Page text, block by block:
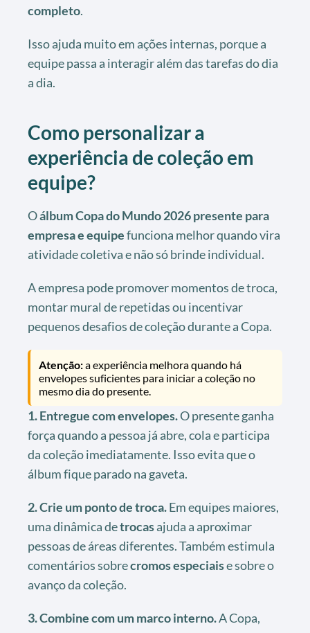
completo.
Isso ajuda muito em ações internas, porque a
equipe passa a interagir além das tarefas do dia
a dia.
Como personalizar a
experiência de coleção em
equipe?
Oálbum Copa do Mundo 2026 presente para
empresa e equipefunciona melhor quando vira
atividade coletiva e não só brinde individual.
A empresa pode promover momentos de troca,
montar mural de repetidas ou incentivar
pequenos desafios de coleção durante a Copa.
Atenção:a experiência melhora quando há
envelopes suficientes para iniciar a coleção no
mesmo dia do presente.
1. Entregue com envelopes.O presente ganha
força quando a pessoa já abre, cola e participa
da coleção imediatamente. Isso evita que o
álbum fique parado na gaveta.
2. Crie um ponto de troca.Em equipes maiores,
uma dinâmica detrocasajuda a aproximar
pessoas de áreas diferentes. Também estimula
comentários sobrecromos especiaise sobre o
avanço da coleção.
3. Combine com um marco interno.A Copa,